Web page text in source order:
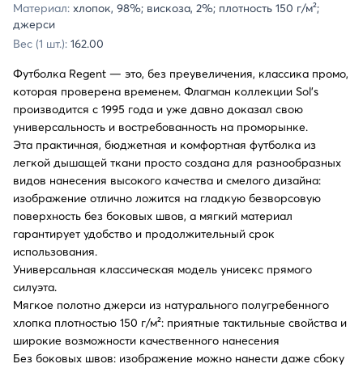
Материал: хлопок, 98%; вискоза, 2%; плотность 150 г/м²;
джерси
Вес (1 шт.): 162.00
Футболка Regent — это, без преувеличения, классика промо,
которая проверена временем. Флагман коллекции Sol’s
производится с 1995 года и уже давно доказал свою
универсальность и востребованность на проморынке.
Эта практичная, бюджетная и комфортная футболка из
легкой дышащей ткани просто создана для разнообразных
видов нанесения высокого качества и смелого дизайна:
изображение отлично ложится на гладкую безворсовую
поверхность без боковых швов, а мягкий материал
гарантирует удобство и продолжительный срок
использования.
Универсальная классическая модель унисекс прямого
силуэта.
Мягкое полотно джерси из натурального полугребенного
хлопка плотностью 150 г/м²: приятные тактильные свойства и
широкие возможности качественного нанесения
Без боковых швов: изображение можно нанести даже сбоку